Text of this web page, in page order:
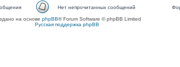
непрочитанных
сообщений
Нет непрочитанных сообщений
на основе phpBB® Forum Software © phpBB Limited
Русская поддержка phpBB